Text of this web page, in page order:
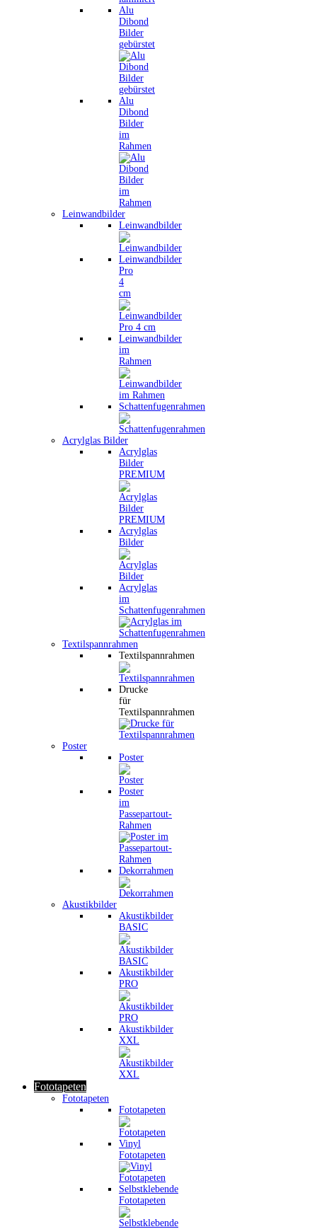
Alu
Dibond
Bilder
gebürstet
Alu
Dibond
Bilder
im
Rahmen
Leinwandbilder
Leinwandbilder
Leinwandbilder
Pro
4
cm
Leinwandbilder
im
Rahmen
Schattenfugenrahmen
Acrylglas Bilder
Acrylglas
Bilder
PREMIUM
Acrylglas
Bilder
Acrylglas
im
Schattenfugenrahmen
Textilspannrahmen
Textilspannrahmen
Drucke
für
Textilspannrahmen
Poster
Poster
Poster
im
Passepartout-
Rahmen
Dekorrahmen
Akustikbilder
Akustikbilder
BASIC
Akustikbilder
PRO
Akustikbilder
XXL
Fototapeten
Fototapeten
Fototapeten
Vinyl
Fototapeten
Selbstklebende
Fototapeten